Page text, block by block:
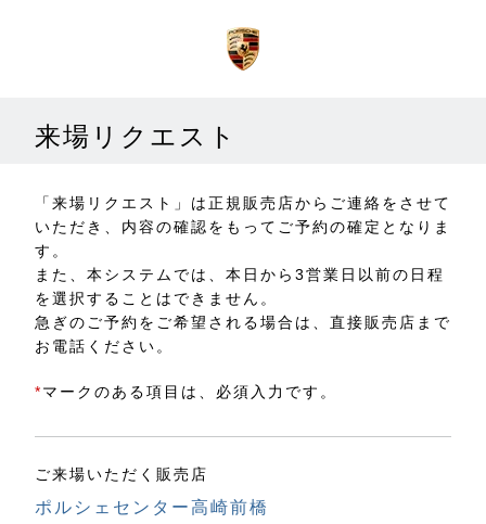
来場リクエスト
「来場リクエスト」は正規販売店からご連絡をさせて
いただき、内容の確認をもってご予約の確定となりま
す。
また、本システムでは、本日から3営業日以前の日程
を選択することはできません。
急ぎのご予約をご希望される場合は、直接販売店まで
お電話ください。
*マークのある項目は、必須入力です。
ご来場いただく販売店
ポルシェセンター高崎前橋